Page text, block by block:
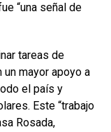
“una señal de
tareas de
mayor apoyo a
el país y
Este “trabajo
Rosada,